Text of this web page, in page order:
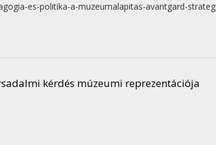
es-politika-a-muzeumalapitas-avantgard-
kérdés múzeumi reprezentációja